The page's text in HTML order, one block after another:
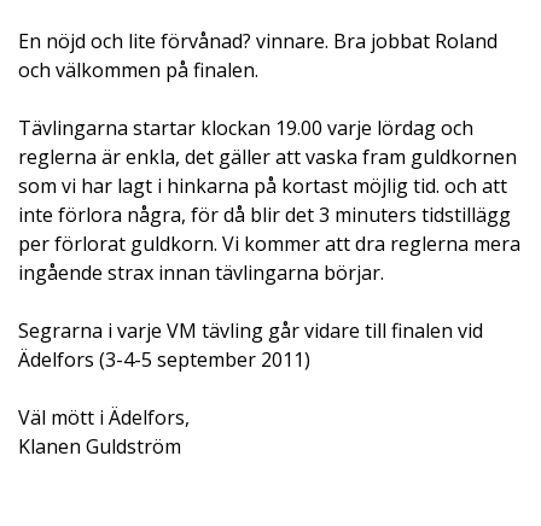
En nöjd och lite förvånad? vinnare. Bra jobbat Roland
och välkommen på finalen.
Tävlingarna startar klockan 19.00 varje lördag och
reglerna är enkla, det gäller att vaska fram guldkornen
som vi har lagt i hinkarna på kortast möjlig tid. och att
inte förlora några, för då blir det 3 minuters tidstillägg
per förlorat guldkorn. Vi kommer att dra reglerna mera
ingående strax innan tävlingarna börjar.
Segrarna i varje VM tävling går vidare till finalen vid
Ädelfors (3-4-5 september 2011)
Väl mött i Ädelfors,
Klanen Guldström